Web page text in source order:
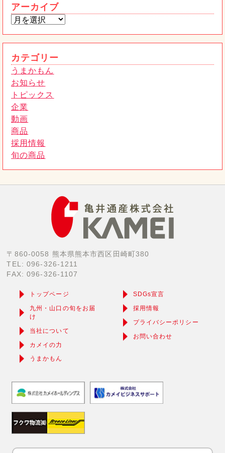
2026年01月6日
2025年11月28日
アーカイブ
カテゴリー
うまかもん
お知らせ
トピックス
企業
動画
商品
採用情報
旬の商品
〒860-0058 熊本県熊本市西区田崎町380
TEL: 096-326-1211
FAX: 096-326-1107
トップページ
九州・山口の旬をお届
け
当社について
カメイの力
うまかもん
SDGs宣言
採用情報
プライバシーポリシー
お問い合わせ